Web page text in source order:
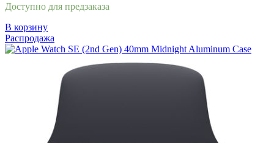
Доступно для предзаказа
В корзину
Распродажа